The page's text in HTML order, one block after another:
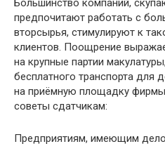
Большинство компаний,
предпочитают работать с
вторсырья, стимулируют к
клиентов. Поощрение
на крупные партии
бесплатного транспорта для
на приёмную площадку
советы сдатчикам:
Предприятиям, имеющим